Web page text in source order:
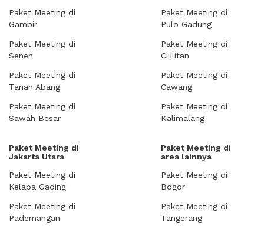
Paket Meeting di
Gambir
Paket Meeting di
Senen
Paket Meeting di
Tanah Abang
Paket Meeting di
Sawah Besar
Paket Meeting di
Pulo Gadung
Paket Meeting di
Cililitan
Paket Meeting di
Cawang
Paket Meeting di
Kalimalang
Paket Meeting di
Jakarta Utara
Paket Meeting di
Kelapa Gading
Paket Meeting di
Pademangan
Paket Meeting di
area lainnya
Paket Meeting di
Bogor
Paket Meeting di
Tangerang